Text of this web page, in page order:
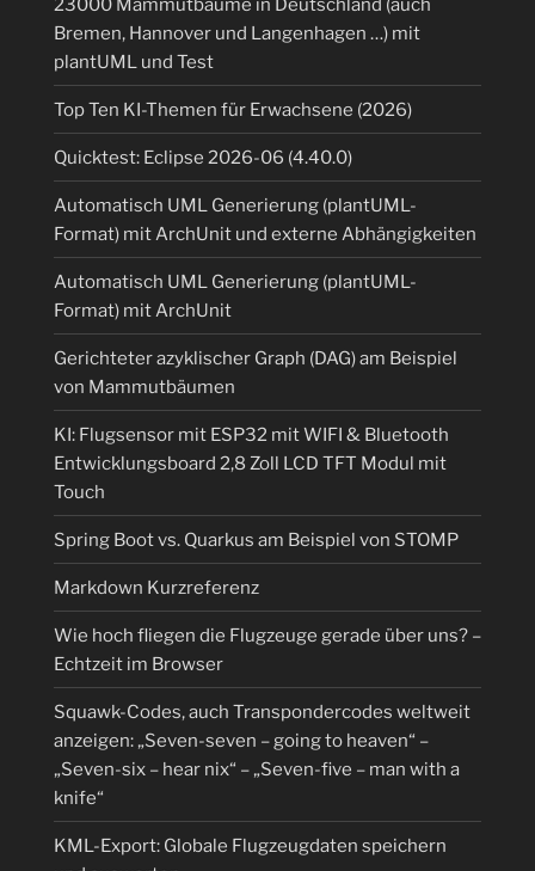
23000 Mammutbäume in Deutschland (auch
Bremen, Hannover und Langenhagen …) mit
plantUML und Test
Top Ten KI-Themen für Erwachsene (2026)
Quicktest: Eclipse 2026-06 (4.40.0)
Automatisch UML Generierung (plantUML-
Format) mit ArchUnit und externe Abhängigkeiten
Automatisch UML Generierung (plantUML-
Format) mit ArchUnit
Gerichteter azyklischer Graph (DAG) am Beispiel
von Mammutbäumen
KI: Flugsensor mit ESP32 mit WIFI & Bluetooth
Entwicklungsboard 2,8 Zoll LCD TFT Modul mit
Touch
Spring Boot vs. Quarkus am Beispiel von STOMP
Markdown Kurzreferenz
Wie hoch fliegen die Flugzeuge gerade über uns? –
Echtzeit im Browser
Squawk-Codes, auch Transpondercodes weltweit
anzeigen: „Seven-seven – going to heaven“ –
„Seven-six – hear nix“ – „Seven-five – man with a
knife“
KML-Export: Globale Flugzeugdaten speichern